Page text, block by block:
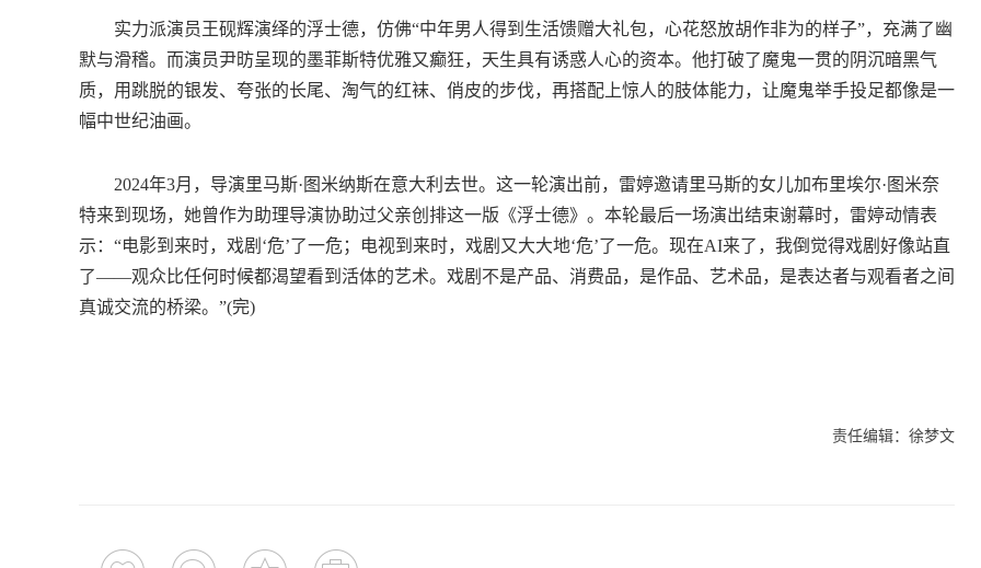
实力派演员王砚辉演绎的浮士德，仿佛“中年男人得到生活馈赠大礼包，心花怒放胡作非为的样子”，充满了幽
默与滑稽。而演员尹昉呈现的墨菲斯特优雅又癫狂，天生具有诱惑人心的资本。他打破了魔鬼一贯的阴沉暗黑气
质，用跳脱的银发、夸张的长尾、淘气的红袜、俏皮的步伐，再搭配上惊人的肢体能力，让魔鬼举手投足都像是一
幅中世纪油画。
2024年3月，导演里马斯·图米纳斯在意大利去世。这一轮演出前，雷婷邀请里马斯的女儿加布里埃尔·图米奈
特来到现场，她曾作为助理导演协助过父亲创排这一版《浮士德》。本轮最后一场演出结束谢幕时，雷婷动情表
示：“电影到来时，戏剧‘危’了一危；电视到来时，戏剧又大大地‘危’了一危。现在AI来了，我倒觉得戏剧好像站直
了——观众比任何时候都渴望看到活体的艺术。戏剧不是产品、消费品，是作品、艺术品，是表达者与观看者之间
真诚交流的桥梁。”(完)
责任编辑：徐梦文